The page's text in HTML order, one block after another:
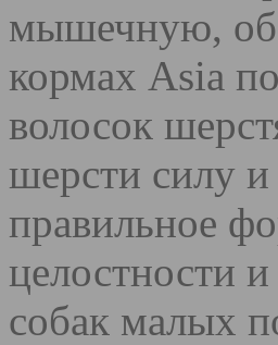
мышечную,
кормах Asia
волосок
шерсти силу
правильное
целостности
собак малых